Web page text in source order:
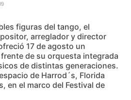
figuras del tango, el
arreglador y director
17 de agosto un
de su orquesta integrada
de distintas generaciones.
de Harrod´s, Florida
en el marco del Festival de